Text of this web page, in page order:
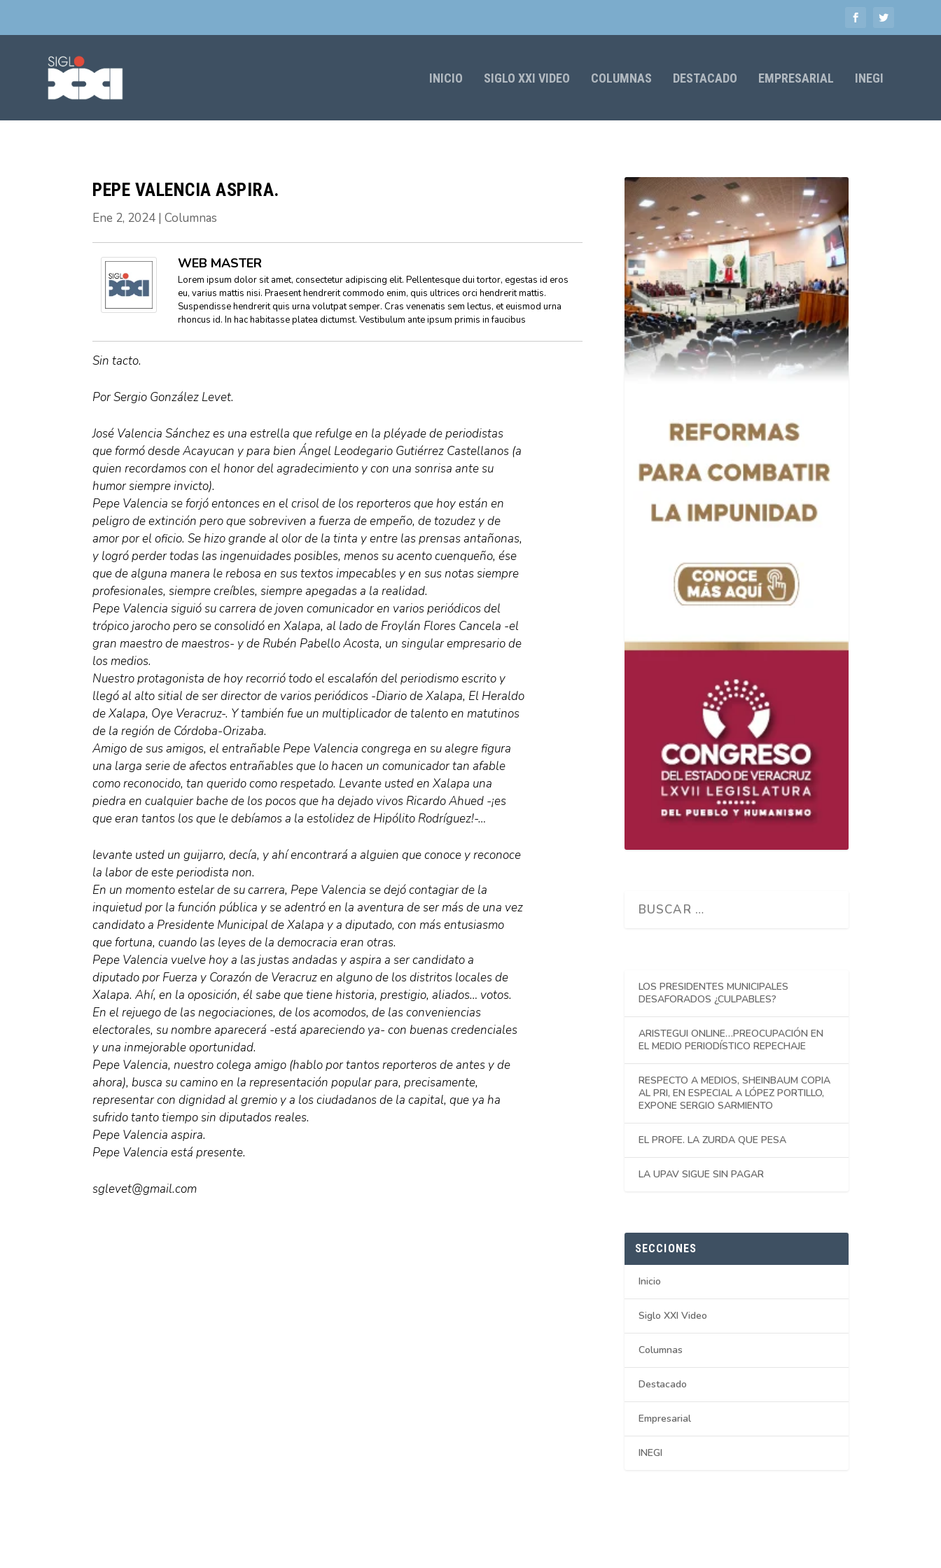
INICIO SIGLO XXI VIDEO COLUMNAS DESTACADO EMPRESARIAL INEGI
PEPE VALENCIA ASPIRA.
Ene 2, 2024 | Columnas
WEB MASTER
Lorem ipsum dolor sit amet, consectetur adipiscing elit. Pellentesque dui tortor, egestas id eros
eu, varius mattis nisi. Praesent hendrerit commodo enim, quis ultrices orci hendrerit mattis.
Suspendisse hendrerit quis urna volutpat semper. Cras venenatis sem lectus, et euismod urna
rhoncus id. In hac habitasse platea dictumst. Vestibulum ante ipsum primis in faucibus
Sin tacto.
Por Sergio González Levet.
José Valencia Sánchez es una estrella que refulge en la pléyade de periodistas
que formó desde Acayucan y para bien Ángel Leodegario Gutiérrez Castellanos (a
quien recordamos con el honor del agradecimiento y con una sonrisa ante su
humor siempre invicto).
Pepe Valencia se forjó entonces en el crisol de los reporteros que hoy están en
peligro de extinción pero que sobreviven a fuerza de empeño, de tozudez y de
amor por el oficio. Se hizo grande al olor de la tinta y entre las prensas antañonas,
y logró perder todas las ingenuidades posibles, menos su acento cuenqueño, ése
que de alguna manera le rebosa en sus textos impecables y en sus notas siempre
profesionales, siempre creíbles, siempre apegadas a la realidad.
Pepe Valencia siguió su carrera de joven comunicador en varios periódicos del
trópico jarocho pero se consolidó en Xalapa, al lado de Froylán Flores Cancela -el
gran maestro de maestros- y de Rubén Pabello Acosta, un singular empresario de
los medios.
Nuestro protagonista de hoy recorrió todo el escalafón del periodismo escrito y
llegó al alto sitial de ser director de varios periódicos -Diario de Xalapa, El Heraldo
de Xalapa, Oye Veracruz-. Y también fue un multiplicador de talento en matutinos
de la región de Córdoba-Orizaba.
Amigo de sus amigos, el entrañable Pepe Valencia congrega en su alegre figura
una larga serie de afectos entrañables que lo hacen un comunicador tan afable
como reconocido, tan querido como respetado. Levante usted en Xalapa una
piedra en cualquier bache de los pocos que ha dejado vivos Ricardo Ahued -¡es
que eran tantos los que le debíamos a la estolidez de Hipólito Rodríguez!-…
levante usted un guijarro, decía, y ahí encontrará a alguien que conoce y reconoce
la labor de este periodista non.
En un momento estelar de su carrera, Pepe Valencia se dejó contagiar de la
inquietud por la función pública y se adentró en la aventura de ser más de una vez
candidato a Presidente Municipal de Xalapa y a diputado, con más entusiasmo
que fortuna, cuando las leyes de la democracia eran otras.
Pepe Valencia vuelve hoy a las justas andadas y aspira a ser candidato a
diputado por Fuerza y Corazón de Veracruz en alguno de los distritos locales de
Xalapa. Ahí, en la oposición, él sabe que tiene historia, prestigio, aliados… votos.
En el rejuego de las negociaciones, de los acomodos, de las conveniencias
electorales, su nombre aparecerá -está apareciendo ya- con buenas credenciales
y una inmejorable oportunidad.
Pepe Valencia, nuestro colega amigo (hablo por tantos reporteros de antes y de
ahora), busca su camino en la representación popular para, precisamente,
representar con dignidad al gremio y a los ciudadanos de la capital, que ya ha
sufrido tanto tiempo sin diputados reales.
Pepe Valencia aspira.
Pepe Valencia está presente.
sglevet@gmail.com
LOS PRESIDENTES MUNICIPALES
DESAFORADOS ¿CULPABLES?
ARISTEGUI ONLINE…PREOCUPACIÓN EN
EL MEDIO PERIODÍSTICO REPECHAJE
RESPECTO A MEDIOS, SHEINBAUM COPIA
AL PRI, EN ESPECIAL A LÓPEZ PORTILLO,
EXPONE SERGIO SARMIENTO
EL PROFE. LA ZURDA QUE PESA
LA UPAV SIGUE SIN PAGAR
SECCIONES
Inicio
Siglo XXI Video
Columnas
Destacado
Empresarial
INEGI